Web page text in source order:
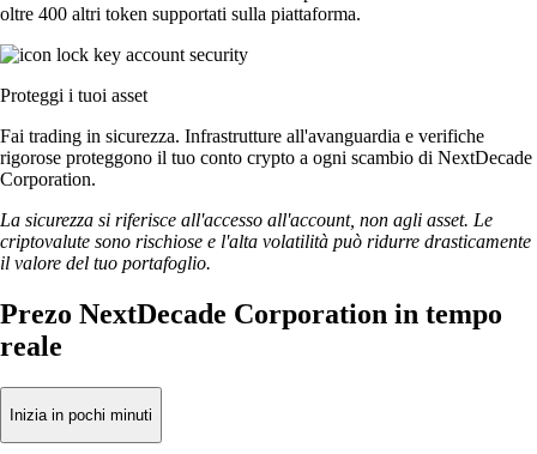
oltre 400 altri token supportati sulla piattaforma.
Proteggi i tuoi asset
Fai trading in sicurezza. Infrastrutture all'avanguardia e verifiche
rigorose proteggono il tuo conto crypto a ogni scambio di NextDecade
Corporation.
La sicurezza si riferisce all'accesso all'account, non agli asset. Le
criptovalute sono rischiose e l'alta volatilità può ridurre drasticamente
il valore del tuo portafoglio.
Prezo NextDecade Corporation in tempo
reale
Inizia in pochi minuti